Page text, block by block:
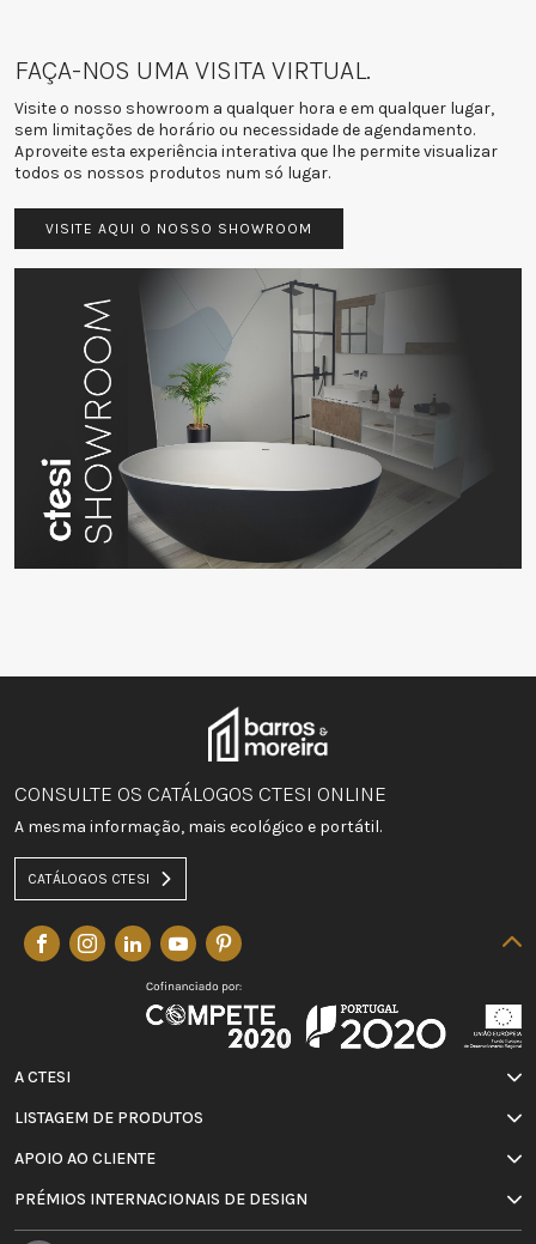
FAÇA-NOS UMA VISITA VIRTUAL.
Visite o nosso showroom a qualquer hora e em qualquer lugar,
sem limitações de horário ou necessidade de agendamento.
Aproveite esta experiência interativa que lhe permite visualizar
todos os nossos produtos num só lugar.
VISITE AQUI O NOSSO SHOWROOM
CONSULTE OS CATÁLOGOS CTESI ONLINE
A mesma informação, mais ecológico e portátil.
CATÁLOGOS CTESI
A CTESI
LISTAGEM DE PRODUTOS
APOIO AO CLIENTE
PRÉMIOS INTERNACIONAIS DE DESIGN